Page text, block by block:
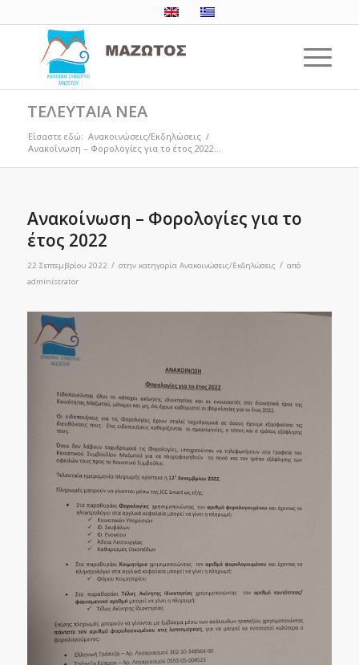
ΤΕΛΕΥΤΑΙΑ ΝΕΑ
Είσαστε εδώ: Ανακοινώσεις/Εκδηλώσεις /
Ανακοίνωση – Φορολογίες για το έτος 2022...
Ανακοίνωση – Φορολογίες για το
έτος 2022
22 Σεπτεμβρίου 2022 / στην κατηγορία Ανακοινώσεις/Εκδηλώσεις / από
administrator